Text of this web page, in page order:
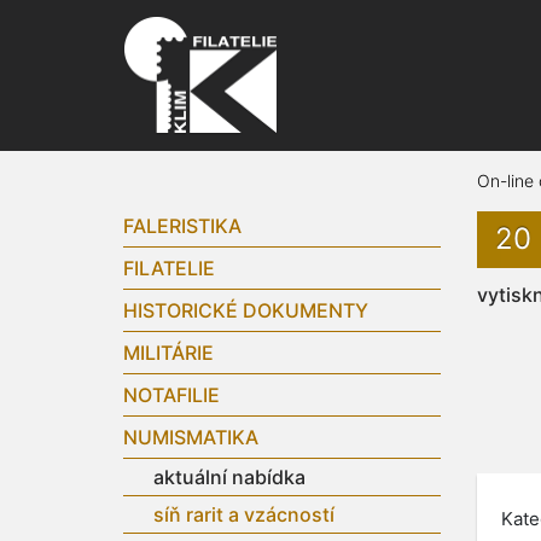
FALERISTIKA
FILATELIE
HISTORICKÉ DOKUMENTY
MILITÁRIE
NOTAFILIE
NUMISMATIKA
aktuální nabídka
síň rarit a vzácností
On-line
20